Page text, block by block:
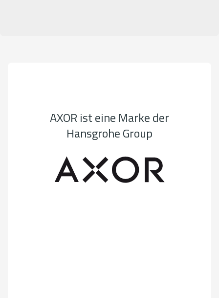
AXOR ist eine Marke der
Hansgrohe Group